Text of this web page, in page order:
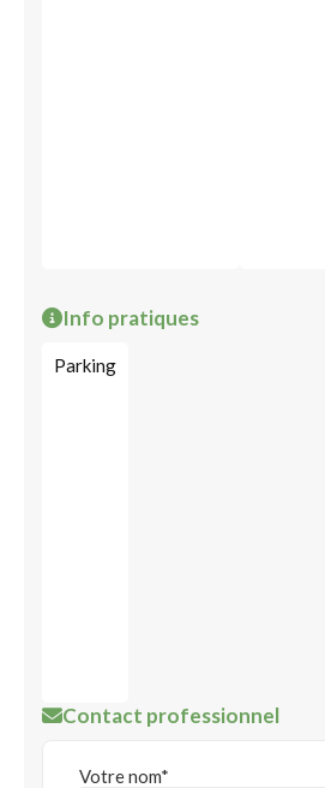
Info pratiques
Parking
Contact professionnel
Votre nom*